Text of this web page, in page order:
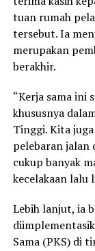
tuan rumah
tersebut. Ia
merupakan
berakhir.
“Kerja sama
khususnya
Tinggi. Kita
pelebaran jalan
cukup banyak
kecelakaan lalu
Lebih lanjut, ia
Sama (PKS) di